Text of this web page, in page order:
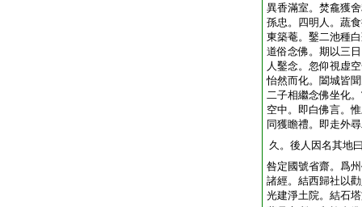
異香滿室。焚龕獲
孫忠。四明人。蔬
東築菴。鑿二池種
道俗念佛。期以三
人鑿念。忽仰視虚
怡然而化。闔城皆
二子相繼念佛坐化
空中。即白佛言。
同獲瞻禮。即走外
久。後人因名其地
咎定國號省齋。爲
諸經。結西歸社以
光建淨土院。結石